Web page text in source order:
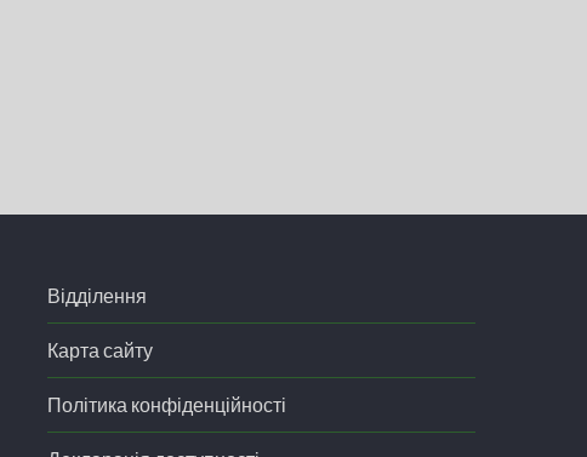
Відділення
Карта сайту
Політика конфіденційності